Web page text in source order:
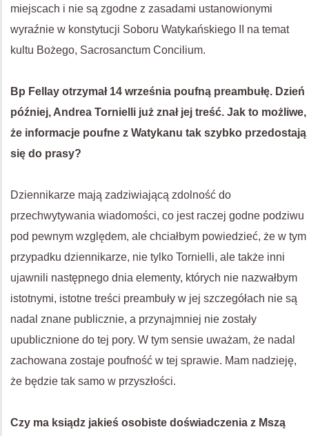
miejscach i nie są zgodne z zasadami ustanowionymi
wyraźnie w konstytucji Soboru Watykańskiego II na temat
kultu Bożego, Sacrosanctum Concilium.
Bp Fellay otrzymał 14 września poufną preambułę. Dzień
później, Andrea Tornielli już znał jej treść. Jak to możliwe,
że informacje poufne z Watykanu tak szybko przedostają
się do prasy?
Dziennikarze mają zadziwiającą zdolność do
przechwytywania wiadomości, co jest raczej godne podziwu
pod pewnym względem, ale chciałbym powiedzieć, że w tym
przypadku dziennikarze, nie tylko Tornielli, ale także inni
ujawnili następnego dnia elementy, których nie nazwałbym
istotnymi, istotne treści preambuły w jej szczegółach nie są
nadal znane publicznie, a przynajmniej nie zostały
upublicznione do tej pory. W tym sensie uważam, że nadal
zachowana zostaje poufność w tej sprawie. Mam nadzieję,
że będzie tak samo w przyszłości.
Czy ma ksiądz jakieś osobiste doświadczenia z Mszą